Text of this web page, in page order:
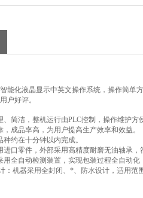
能化液晶显示中英文操作系统，操作简单
户好评。
、简洁，整机运行由PLC控制，操作维护方
，成品率高，为用户提高生产效率和效益。
约在十分钟以内完成。
进口零件，外部采用高精度耐磨无油轴承，
用全自动检测装置，实现包装过程全自动化
：机器采用全封闭、*、防水设计，适用范